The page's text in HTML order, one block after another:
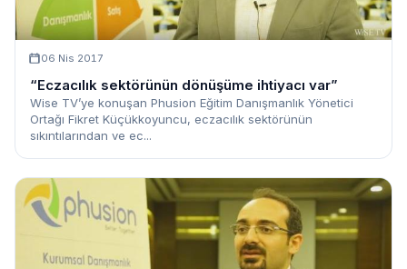
06 Nis 2017
“Eczacılık sektörünün dönüşüme ihtiyacı var”
Wise TV’ye konuşan Phusion Eğitim Danışmanlık Yönetici
Ortağı Fikret Küçükkoyuncu, eczacılık sektörünün
sıkıntılarından ve ec...